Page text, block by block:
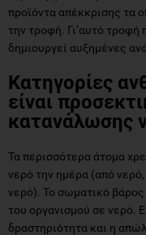
προϊόντα απέκκρισης τα
την τροφή. Γι’αυτό
δημιουργεί αυξημένες
Kατηγορίες
είναι
κατανάλωσης
Τα περισσότερα άτομα
νερό την ημέρα (από
νερό). Το σωματικό
του οργανισμού σε νερό.
δραστηριότητα και η